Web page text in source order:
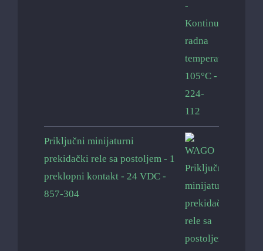
Priključni minijaturni
prekidački rele sa postoljem - 1
preklopni kontakt - 24 VDC -
857-304